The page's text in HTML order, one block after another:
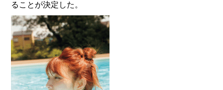
ることが決定した。